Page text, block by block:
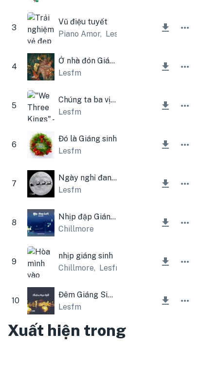
3
Vũ điệu tuyết
Piano Amor, Lesfm
4
Ở nhà đón Giáng sinh
Lesfm
5
Chúng ta ba vị vua
Lesfm
6
Đó là Giáng sinh
Lesfm
7
Ngày nghỉ đang đến
Lesfm
8
Nhịp đập Giáng sinh của tôi
Chillmore
9
nhịp giáng sinh
Chillmore, Lesfm
10
Đêm Giáng Sinh Kỳ Diệu
Lesfm
Xuất hiện trong